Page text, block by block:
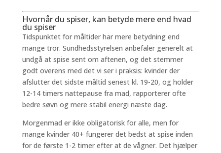
Hvornår du spiser, kan betyde mere end hvad
du spiser
Tidspunktet for måltider har mere betydning end
mange tror. Sundhedsstyrelsen anbefaler generelt at
undgå at spise sent om aftenen, og det stemmer
godt overens med det vi ser i praksis: kvinder der
afslutter det sidste måltid senest kl. 19-20, og holder
12-14 timers nattepause fra mad, rapporterer ofte
bedre søvn og mere stabil energi næste dag.
Morgenmad er ikke obligatorisk for alle, men for
mange kvinder 40+ fungerer det bedst at spise inden
for de første 1-2 timer efter at de vågner. Det hjælper